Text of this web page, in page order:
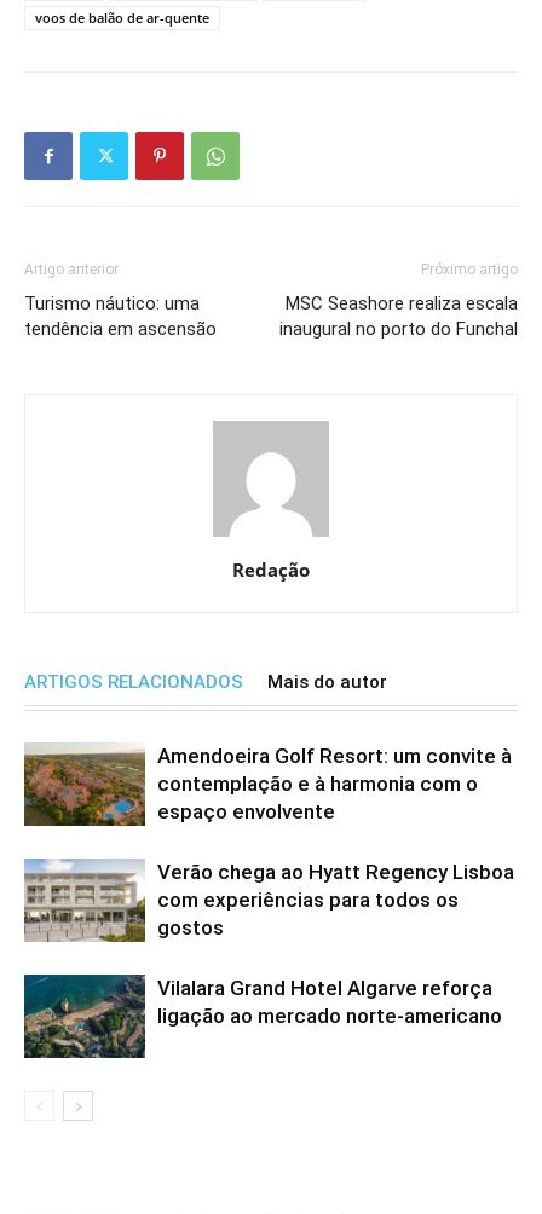
voos de balão de ar-quente
Artigo anterior
Turismo náutico: uma
tendência em ascensão
Próximo artigo
MSC Seashore realiza escala
inaugural no porto do Funchal
Redação
ARTIGOS RELACIONADOS Mais do autor
Amendoeira Golf Resort: um convite à
contemplação e à harmonia com o
espaço envolvente
Verão chega ao Hyatt Regency Lisboa
com experiências para todos os
gostos
Vilalara Grand Hotel Algarve reforça
ligação ao mercado norte-americano